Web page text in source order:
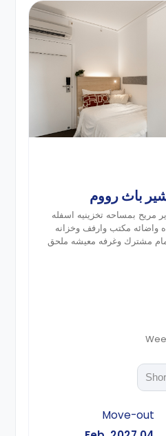
باث رووم
مريح بمساحه تخزينيه اسفله
واضائه مكتب وارفف وخزانه
مشترك وغرفه معيشه ملحق
ملحق به ثلاجه
Move-out